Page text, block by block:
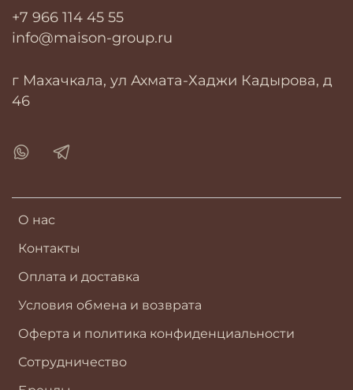
О нас
Контакты
Оплата и доставка
Условия обмена и возврата
Оферта и политика конфиденциальности
Сотрудничество
+7 966 114 45 55
info@maison-group.ru
г Махачкала, ул Ахмата-Хаджи Кадырова, д
46